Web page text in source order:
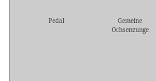
Pedal
Gemeine
Ochsenzunge